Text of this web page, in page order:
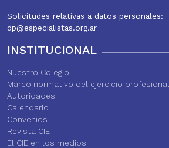
Solicitudes relativas a datos personales:
dp@especialistas.org.ar
INSTITUCIONAL
Nuestro Colegio
Marco normativo del ejercicio profesional
Autoridades
Calendario
Convenios
Revista CIE
El CIE en los medios